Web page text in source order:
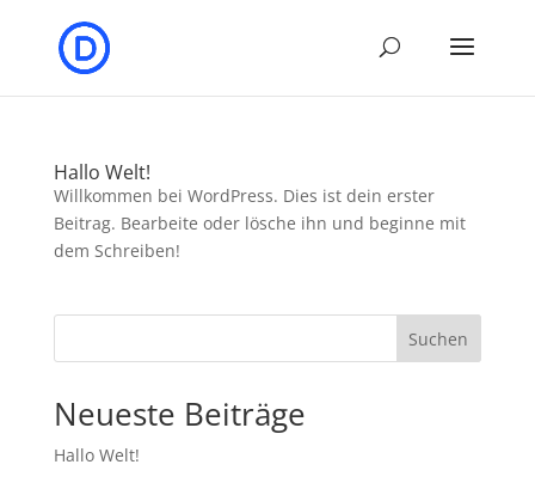
Hallo Welt!
Willkommen bei WordPress. Dies ist dein erster
Beitrag. Bearbeite oder lösche ihn und beginne mit
dem Schreiben!
Suchen
Neueste Beiträge
Hallo Welt!